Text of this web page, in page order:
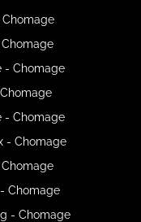
- Chomage
- Chomage
- Chomage
Chomage
- Chomage